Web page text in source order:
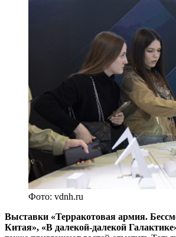
Фото: vdnh.ru
Выставки «Терракотовая армия.
Китая», «В далекой-далекой